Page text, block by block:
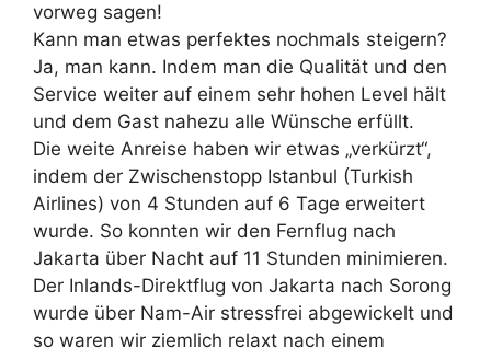
vorweg sagen!
Kann man etwas perfektes nochmals steigern?
Ja, man kann. Indem man die Qualität und den
Service weiter auf einem sehr hohen Level hält
und dem Gast nahezu alle Wünsche erfüllt.
Die weite Anreise haben wir etwas „verkürzt“,
indem der Zwischenstopp Istanbul (Turkish
Airlines) von 4 Stunden auf 6 Tage erweitert
wurde. So konnten wir den Fernflug nach
Jakarta über Nacht auf 11 Stunden minimieren.
Der Inlands-Direktflug von Jakarta nach Sorong
wurde über Nam-Air stressfrei abgewickelt und
so waren wir ziemlich relaxt nach einem